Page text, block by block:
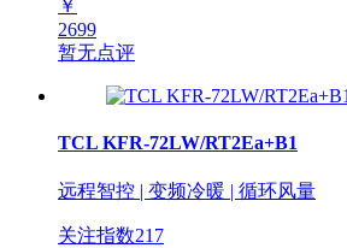
￥
2699
暂无点评
TCL KFR-72LW/RT2Ea+B1
远程智控 | 变频冷暖 | 循环风量
关注指数217